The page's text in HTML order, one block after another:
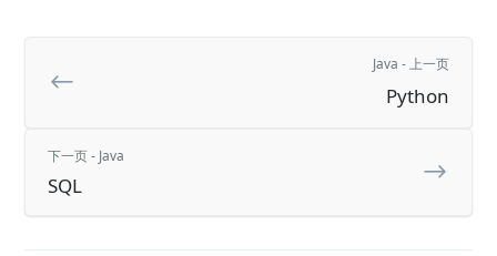
Java - 上一页
Python
下一页 - Java
SQL